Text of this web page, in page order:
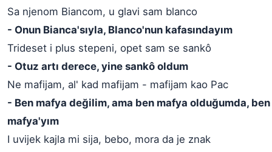
Sa njenom Biancom, u glavi sam blanco
- Onun Bianca'sıyla, Blanco'nun kafasındayım
Trideset i plus stepeni, opet sam se sankô
- Otuz artı derece, yine sankô oldum
Ne mafijam, al' kad mafijam - mafijam kao Pac
- Ben mafya değilim, ama ben mafya olduğumda,
mafya'yım
I uvijek kajla mi sija, bebo, mora da je znak